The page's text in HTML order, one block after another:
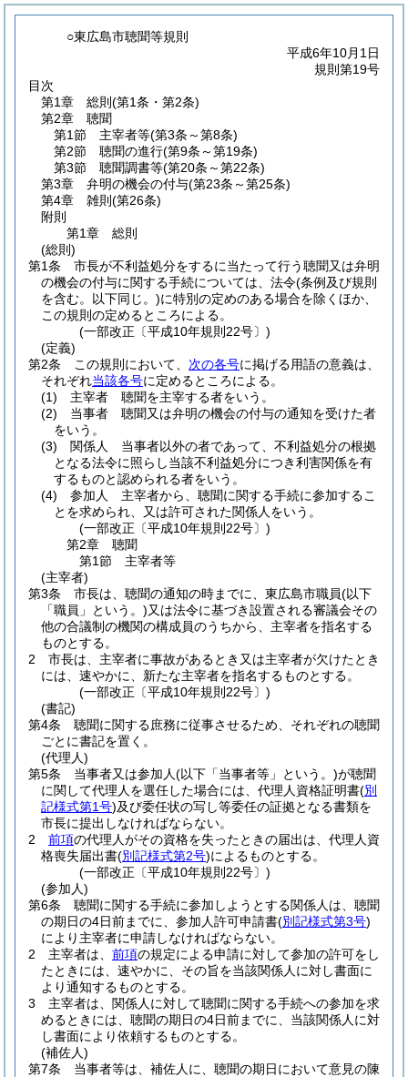
○東広島市聴聞等規則
平成6年10月1日
規則第19号
目次
第1章
総則 (第1条・第2条)
第2章
聴聞
第1節
主宰者等(第3条～第8条)
第2節
聴聞の進行(第9条～第19条)
第3節
聴聞調書等(第20条～第22条)
第3章
弁明の機会の付与(第23条～第25条)
第4章
雑則 (第26条)
附則
第1章
総則
(総則)
第1条
市長が不利益処分をするに当たって行う聴聞又は弁明
の機会の付与に関する手続については、法令(条例及び規則
を含む。以下同じ。)に特別の定めのある場合を除くほか、
この規則の定めるところによる。
(一部改正〔平成10年規則22号〕)
(定義)
第2条
この規則において、 次の各号に掲げる用語の意義は、
それぞれ当該各号に定めるところによる。
(1)
主宰者 聴聞を主宰する者をいう。
(2)
当事者 聴聞又は弁明の機会の付与の通知を受けた者
をいう。
(3)
関係人 当事者以外の者であって、不利益処分の根拠
となる法令に照らし当該不利益処分につき利害関係を有
するものと認められる者をいう。
(4)
参加人 主宰者から、聴聞に関する手続に参加するこ
とを求められ、又は許可された関係人をいう。
(一部改正〔平成10年規則22号〕)
第2章
聴聞
第1節
主宰者等
(主宰者)
第3条
市長は、聴聞の通知の時までに、東広島市職員(以下
「職員」という。)又は法令に基づき設置される審議会その
他の合議制の機関の構成員のうちから、主宰者を指名する
ものとする。
2
市長は、主宰者に事故があるとき又は主宰者が欠けたとき
には、速やかに、新たな主宰者を指名するものとする。
(一部改正〔平成10年規則22号〕)
(書記)
第4条
聴聞に関する庶務に従事させるため、それぞれの聴聞
ごとに書記を置く。
(代理人)
第5条
当事者又は参加人(以下「当事者等」という。)が聴聞
に関して代理人を選任した場合には、代理人資格証明書(別
記様式第1号)及び委任状の写し等委任の証拠となる書類を
市長に提出しなければならない。
2
前項の代理人がその資格を失ったときの届出は、代理人資
格喪失届出書(別記様式第2号)によるものとする。
(一部改正〔平成10年規則22号〕)
(参加人)
第6条
聴聞に関する手続に参加しようとする関係人は、聴聞
の期日の4日前までに、参加人許可申請書(別記様式第3号)
により主宰者に申請しなければならない。
2
主宰者は、 前項の規定による申請に対して参加の許可をし
たときには、速やかに、その旨を当該関係人に対し書面に
より通知するものとする。
3
主宰者は、関係人に対して聴聞に関する手続への参加を求
めるときには、聴聞の期日の4日前までに、当該関係人に対
し書面により依頼するものとする。
(補佐人)
第7条
当事者等は、補佐人に、聴聞の期日において意見の陳